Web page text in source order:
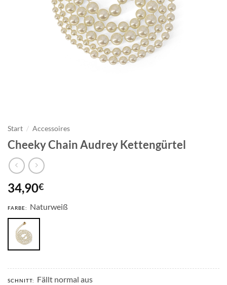
Start / Accessoires
Cheeky Chain Audrey Kettengürtel
34,90€
FARBE: Naturweiß
SCHNITT: Fällt normal aus